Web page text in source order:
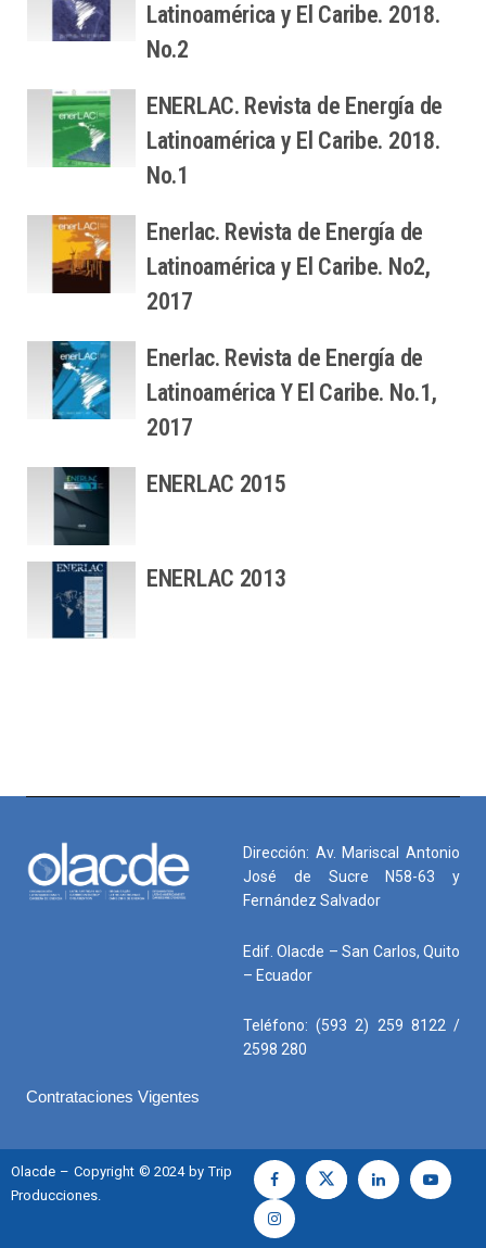
Latinoamérica y El Caribe. 2018.
No.2
ENERLAC. Revista de Energía de
Latinoamérica y El Caribe. 2018.
No.1
Enerlac. Revista de Energía de
Latinoamérica y El Caribe. No2,
2017
Enerlac. Revista de Energía de
Latinoamérica Y El Caribe. No.1,
2017
ENERLAC 2015
ENERLAC 2013
Dirección: Av. Mariscal Antonio
José de Sucre N58-63 y
Fernández Salvador
Edif. Olacde – San Carlos, Quito
– Ecuador
Teléfono: (593 2) 259 8122 /
2598 280
Contrataciones Vigentes
Olacde – Copyright © 2024 by Trip
Producciones.